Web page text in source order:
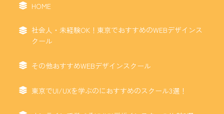
HOME
社会人・未経験OK！東京でおすすめのWEBデザインス
クール
その他おすすめWEBデザインスクール
東京でUI/UXを学ぶのにおすすめのスクール3選！